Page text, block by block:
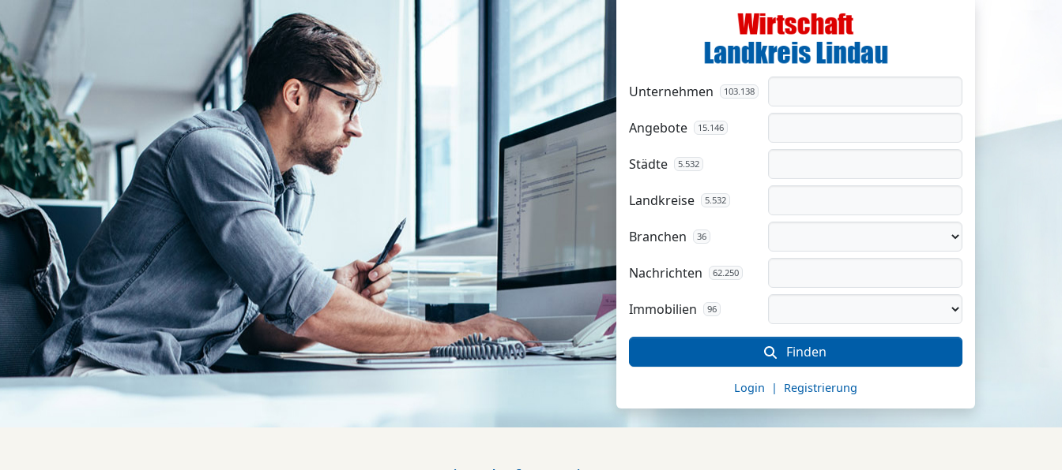
Unternehmen 103.138
Angebote 15.146
Städte 5.532
Landkreise 5.532
Branchen 36
Nachrichten 62.250
Immobilien 96
Finden
Login | Registrierung